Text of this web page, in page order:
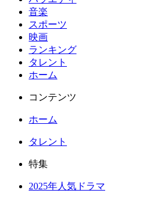
音楽
スポーツ
映画
ランキング
タレント
ホーム
コンテンツ
ホーム
タレント
特集
2025年人気ドラマ